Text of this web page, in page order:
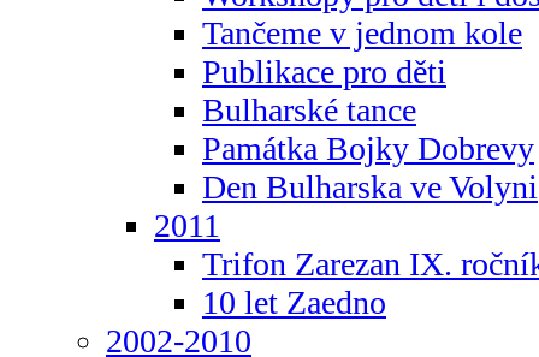
Tančeme v jednom kole
Publikace pro děti
Bulharské tance
Památka Bojky Dobrevy
Den Bulharska ve Volyni
2011
Trifon Zarezan IX.
10 let Zaedno
2002-2010